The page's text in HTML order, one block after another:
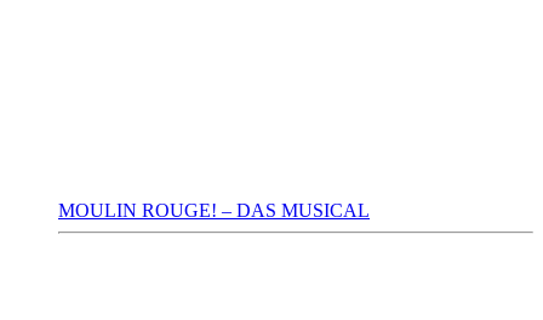
MOULIN ROUGE! – DAS MUSICAL